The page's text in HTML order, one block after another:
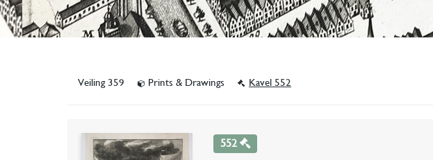
Veiling 359 Prints & Drawings Kavel 552
552